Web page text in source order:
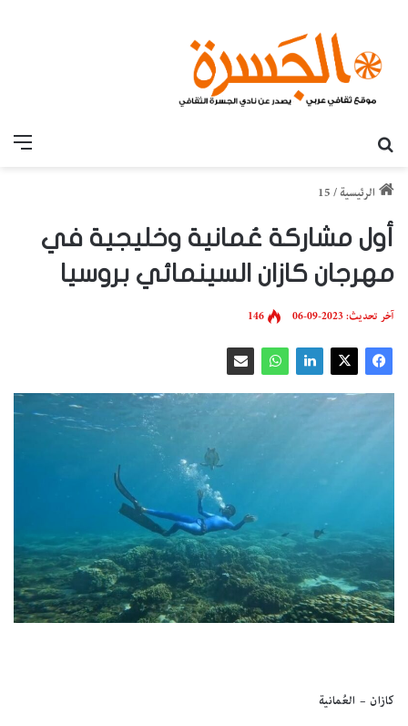
الرئيسية /
15
أول مشاركة عُمانية وخليجية في
مهرجان كازان السينمائي بروسيا
آخر تحديث: 2023-09-06 146
كازان – العُمانية